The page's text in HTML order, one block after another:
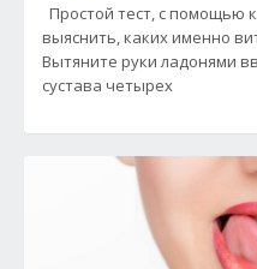
Простой тест, с помощью
выяснить, каких именно
Вытяните руки ладонями
сустава четырех